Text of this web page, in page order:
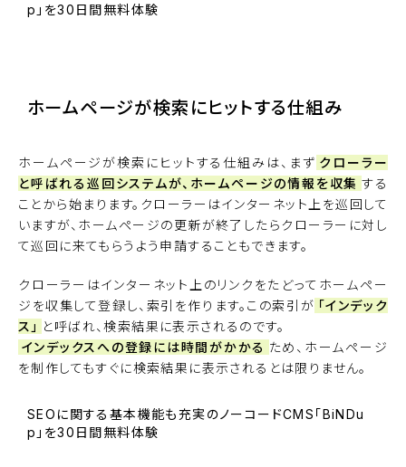
p」を30日間無料体験
ホームページが検索にヒットする仕組み
ホームページが検索にヒットする仕組みは、まず クローラー
と呼ばれる巡回システムが、ホームページの情報を収集 する
ことから始まります。クローラーはインターネット上を巡回して
いますが、ホームページの更新が終了したらクローラーに対し
て巡回に来てもらうよう申請することもできます。
クローラーはインターネット上のリンクをたどってホームペー
ジを収集して登録し、索引を作ります。この索引が 「インデック
ス」 と呼ばれ、検索結果に表示されるのです。
インデックスへの登録には時間がかかる ため、ホームページ
を制作してもすぐに検索結果に表示されるとは限りません。
SEOに関する基本機能も充実のノーコードCMS「BiNDu
p」を30日間無料体験